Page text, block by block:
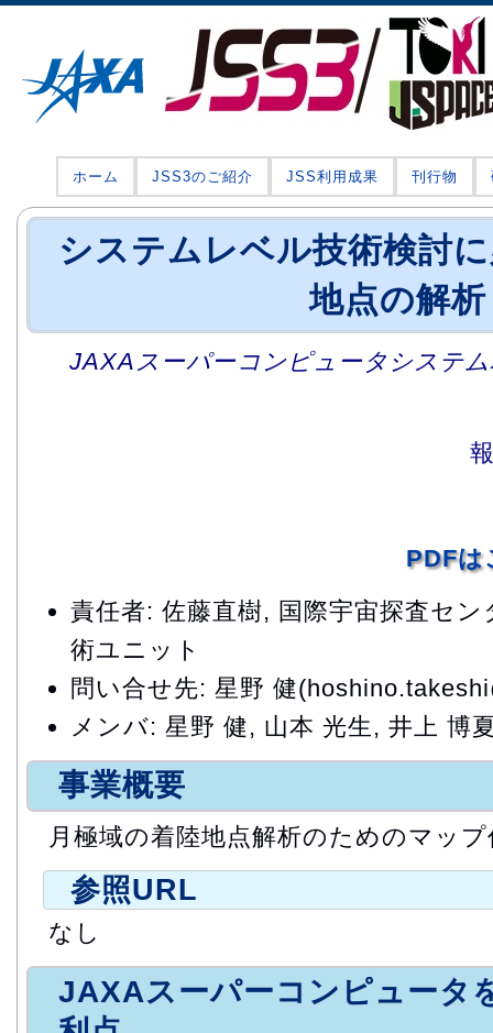
ホーム JSS3のご紹介 JSS利用成果 刊行物
システムレベル技術検討
地点の解析
JAXAスーパーコンピュータシステ
PDFは
責任者: 佐藤直樹, 国際宇宙探査セ
術ユニット
問い合せ先: 星野 健
メンバ: 星野 健, 山本 光生, 井上 博
事業概要
月極域の着陸地点解析のためのマップ
参照URL
なし
JAXAスーパーコンピュータ